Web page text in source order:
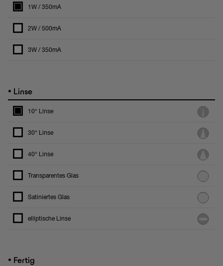
1W / 350mA
2W / 500mA
3W / 350mA
• Linse
10° Linse
30° Linse
40° Linse
Transparentes Glas
Satiniertes Glas
elliptische Linse
• Fertig